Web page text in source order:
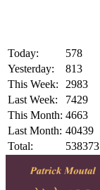
Today:
578
Yesterday:
813
This Week:
2983
Last Week:
7429
This Month: 4663
Last Month: 40439
Total:
538373